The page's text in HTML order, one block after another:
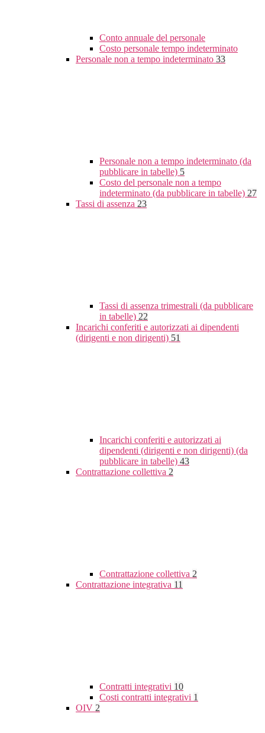
Conto annuale del personale
Costo personale tempo indeterminato
Personale non a tempo indeterminato 33
Personale non a tempo indeterminato (da
pubblicare in tabelle) 5
Costo del personale non a tempo
indeterminato (da pubblicare in tabelle) 27
Tassi di assenza 23
Tassi di assenza trimestrali (da pubblicare
in tabelle) 22
Incarichi conferiti e autorizzati ai dipendenti
(dirigenti e non dirigenti) 51
Incarichi conferiti e autorizzati ai
dipendenti (dirigenti e non dirigenti) (da
pubblicare in tabelle) 43
Contrattazione collettiva 2
Contrattazione collettiva 2
Contrattazione integrativa 11
Contratti integrativi 10
Costi contratti integrativi 1
OIV 2